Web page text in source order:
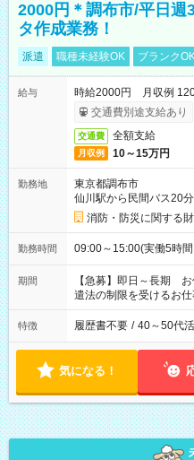
2000円＊調布市/平日週
タ作成業務！
派遣 職種未経験OK ブランク
給与
時給2000円 月収例
交通費別途支給あり
交通費 全額支給
月収例 10～15万円
勤務地
東京都調布市
仙川駅から民間バス20分
消防・防災に関する
勤務時間 09:00～15:00(実働5時
期間
【急募】即日～長期
遣法の制限を受けるお
特徴 履歴書不要 / 40～50代
気になる！